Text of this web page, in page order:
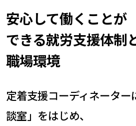
安心して働くことが
できる就労支援体制
職場環境
定着支援コーディネーター
談室」をはじめ、